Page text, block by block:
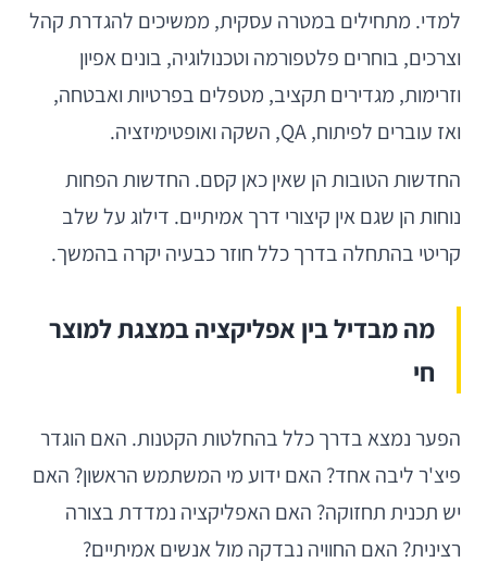
למדי. מתחילים במטרה עסקית, ממשיכים להגדרת קהל
וצרכים, בוחרים פלטפורמה וטכנולוגיה, בונים אפיון
וזרימות, מגדירים תקציב, מטפלים בפרטיות ואבטחה,
ואז עוברים לפיתוח, QA, השקה ואופטימיזציה.
החדשות הטובות הן שאין כאן קסם. החדשות הפחות
נוחות הן שגם אין קיצורי דרך אמיתיים. דילוג על שלב
קריטי בהתחלה בדרך כלל חוזר כבעיה יקרה בהמשך.
מה מבדיל בין אפליקציה במצגת למוצר
חי
הפער נמצא בדרך כלל בהחלטות הקטנות. האם הוגדר
פיצ'ר ליבה אחד? האם ידוע מי המשתמש הראשון? האם
יש תכנית תחזוקה? האם האפליקציה נמדדת בצורה
רצינית? האם החוויה נבדקה מול אנשים אמיתיים?